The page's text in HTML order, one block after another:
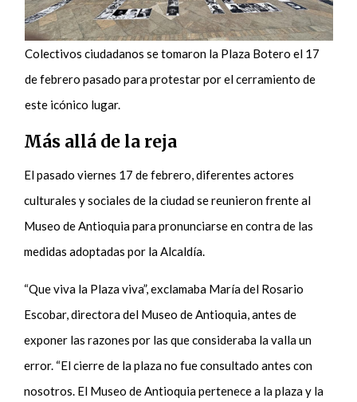
Colectivos ciudadanos se tomaron la Plaza Botero el 17
de febrero pasado para protestar por el cerramiento de
este icónico lugar.
Más allá de la reja
El pasado viernes 17 de febrero, diferentes actores
culturales y sociales de la ciudad se reunieron frente al
Museo de Antioquia para pronunciarse en contra de las
medidas adoptadas por la Alcaldía.
“Que viva la Plaza viva”, exclamaba María del Rosario
Escobar, directora del Museo de Antioquia, antes de
exponer las razones por las que consideraba la valla un
error. “El cierre de la plaza no fue consultado antes con
nosotros. El Museo de Antioquia pertenece a la plaza y la